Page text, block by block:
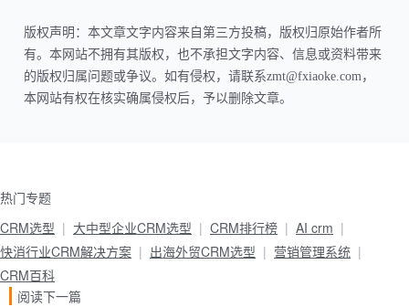
版权声明：本文章文字内容来自第三方投稿，版权归原始作者所
有。本网站不拥有其版权，也不承担文字内容、信息或资料带来
的版权归属问题或争议。如有侵权，请联系zmt@fxiaoke.com，
本网站有权在核实确属侵权后，予以删除文章。
热门专题
CRM选型
大中型企业CRM选型 CRM排行榜
AI crm
快消行业CRM解决方案
出海外贸CRM选型
营销管理系统
CRM百科
阅读下一篇